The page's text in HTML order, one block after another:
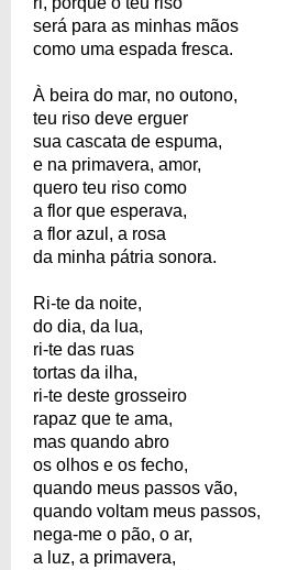
será para as minhas mãos
como uma espada fresca.
À beira do mar, no outono,
teu riso deve erguer
sua cascata de espuma,
e na primavera, amor,
quero teu riso como
a flor que esperava,
a flor azul, a rosa
da minha pátria sonora.
Ri-te da noite,
do dia, da lua,
ri-te das ruas
tortas da ilha,
ri-te deste grosseiro
rapaz que te ama,
mas quando abro
os olhos e os fecho,
quando meus passos vão,
quando voltam meus passos,
nega-me o pão, o ar,
a luz, a primavera,